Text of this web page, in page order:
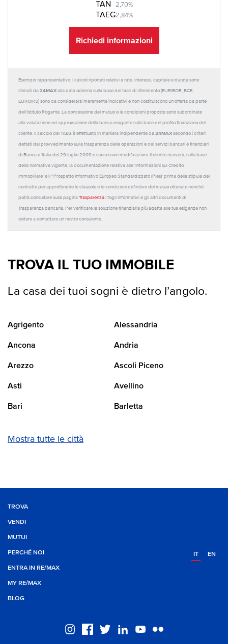
TAN 2,70%
TAEG2,84%
Richiedi informazioni
Esempio rappresentativo: I calcoli riportati relativi a rate, interessi, capitale e durata sono
stimati da 24MAX alla data odierna sulla base dei tassi di riferimento (EURIBOR, BCE,
EUROIRS) sono da considerarsi meramente indicativi e non costituiscono un'offerta da parte
dell'Istituto Rogante. La concessione del mutuo e le condizioni proposte sono subordinate
alla valutazione ed approvazione della banca erogante sulla base del profilo finanziario del
cliente. Il calcolo del TAEG è effettuato in maniera indipendente da 24MAX secondo i criteri
dettati dal provvedimento sulla trasparenza delle operazioni e dei servizi bancari e finanziari
di Banca d'Italia del 29 luglio 2009 e successive modificazioni. Il cliente riceverà, sulla base
della normativa vigente, la documentazione relativa alle 'Informazioni sul Credito
Immobiliare' e il “Prospetto Informativo Europeo Standardizzato (Pies)' prima della stipula del
contratto per approfondire le clausole e le condizioni definitive del mutuo ottenuto nonché
potrà consultare sulla pagina Trasparenza i fogli informativi e gli altri documenti di
Trasparenza bancaria. Per verificare la soluzione finanziaria più adatta alle tue esigenze non
esitare a contattare un nostro consulente.
TROVA IL TUO IMMOBILE
La casa dei tuoi sogni è dietro l’angolo.
Agrigento Alessandria
Ancona Andria
Arezzo Ascoli Piceno
Asti Avellino
Bari Barletta
Mostra tutte le città
TROVA
VENDI
MUTUI
PERCHÉ NOI
ENTRA IN RE/MAX
MY RE/MAX
BLOG
IT EN